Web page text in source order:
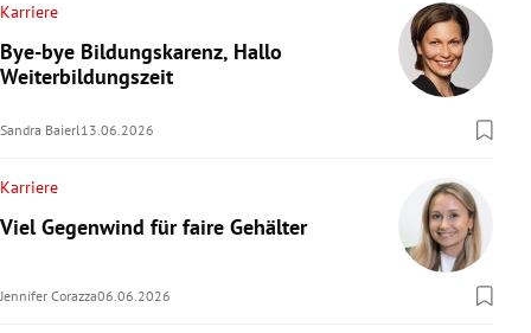
Karriere
Bye-bye Bildungskarenz, Hallo
Weiterbildungszeit
Sandra Baierl13.06.2026
Karriere
Viel Gegenwind für faire Gehälter
Jennifer Corazza06.06.2026